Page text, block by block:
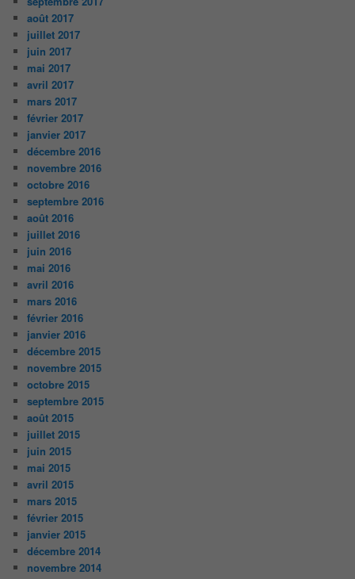
août 2017
juillet 2017
juin 2017
mai 2017
avril 2017
mars 2017
février 2017
janvier 2017
décembre 2016
novembre 2016
octobre 2016
septembre 2016
août 2016
juillet 2016
juin 2016
mai 2016
avril 2016
mars 2016
février 2016
janvier 2016
décembre 2015
novembre 2015
octobre 2015
septembre 2015
août 2015
juillet 2015
juin 2015
mai 2015
avril 2015
mars 2015
février 2015
janvier 2015
décembre 2014
novembre 2014